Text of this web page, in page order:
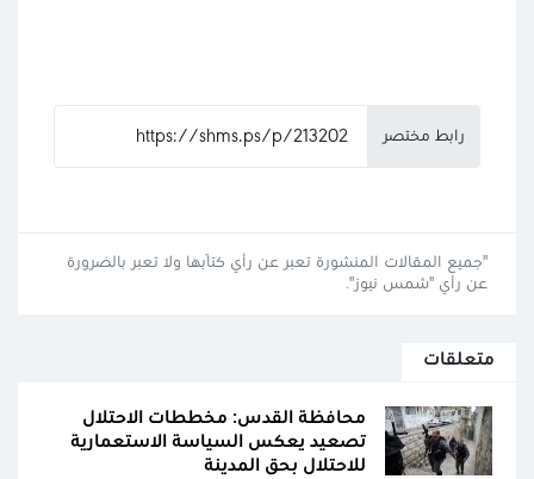
رابط مختصر
"جميع المقالات المنشورة تعبر عن رأي كتّابها ولا تعبر بالضرورة
عن رأي "شمس نيوز".
متعلقات
محافظة القدس: مخططات الاحتلال
تصعيد يعكس السياسة الاستعمارية
للاحتلال بحق المدينة